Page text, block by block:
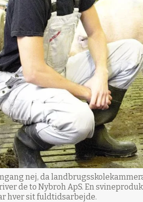
nej, da
de to Nybroh ApS. En
hver sit fuldtidsarbejde.